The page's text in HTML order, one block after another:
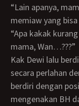
“Lain apanya, mama punya tetek besar juga punya
memiaw yang
“Apa kakak kurang menarik buat kamu dibanding
mama, Wan…???”
Kak Dewi lalu berdiri dan melepas baju tidurnya
secara perlahan
berdiri dengan
mengenakan BH